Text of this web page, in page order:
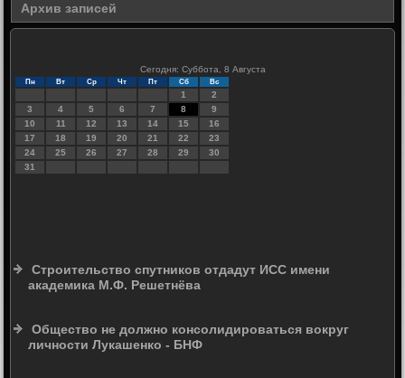
Архив записей
Сегодня: Суббота, 8 Августа
Пн Вт Ср Чт Пт Сб Вс
1
2
3
4 5 6 7 8
9
10
11 12 13 14 15
16
17
18 19 20 21 22
23
24
25 26 27 28 29
30
31
Строительство спутников отдадут ИСС имени
академика М.Ф. Решетнёва
Общество не должно консолидироваться вокруг
личности Лукашенко - БНФ